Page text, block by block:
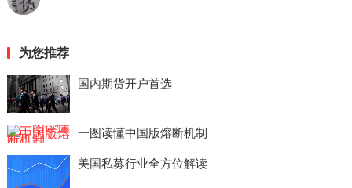
为您推荐
国内期货开户首选
一图读懂中国版熔断机制
美国私募行业全方位解读